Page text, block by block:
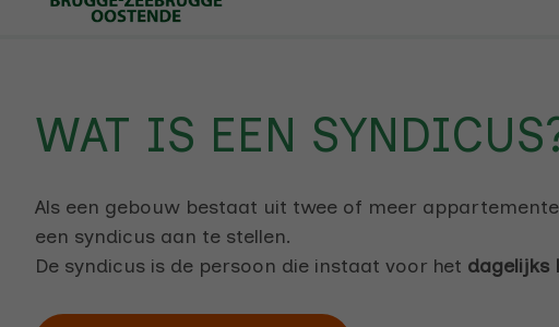
WAT IS EEN
Als een gebouw bestaat uit twee of meer
een syndicus aan te stellen.
De syndicus is de persoon die instaat voor het dagelijks